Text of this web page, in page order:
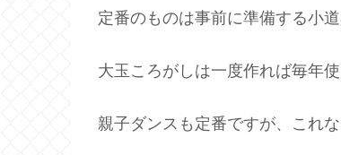
定番のものは事前に準備する小
大玉ころがしは一度作れば毎年使
親子ダンスも定番ですが、これ